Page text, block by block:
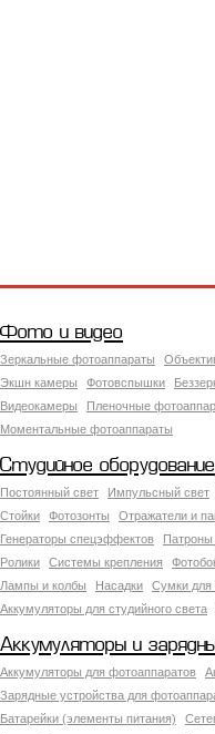
Фото и видео
Зеркальные фотоаппараты
Экшн камеры
Фотовспышки
Видеокамеры
Пленочные
Моментальные фотоаппараты
Студийное оборудование
Постоянный свет Импульсный свет
Стойки
Фотозонты Отражатели и
Генераторы спецэффектов
Патроны
Ролики
Системы крепления
Лампы и колбы
Насадки
Сумки для
Аккумуляторы для студийного света
Аккумуляторы и
Аккумуляторы для фотоаппаратов
Зарядные устройства для
Батарейки (элементы питания)